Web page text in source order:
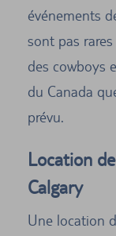
événements
sont pas
des cowboys
du Canada
prévu.
Location
Calgary
Une location